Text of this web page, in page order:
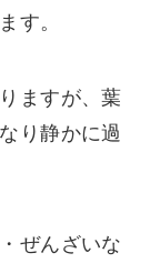
す。
ますが、葉
り静かに過
ぜんざいな